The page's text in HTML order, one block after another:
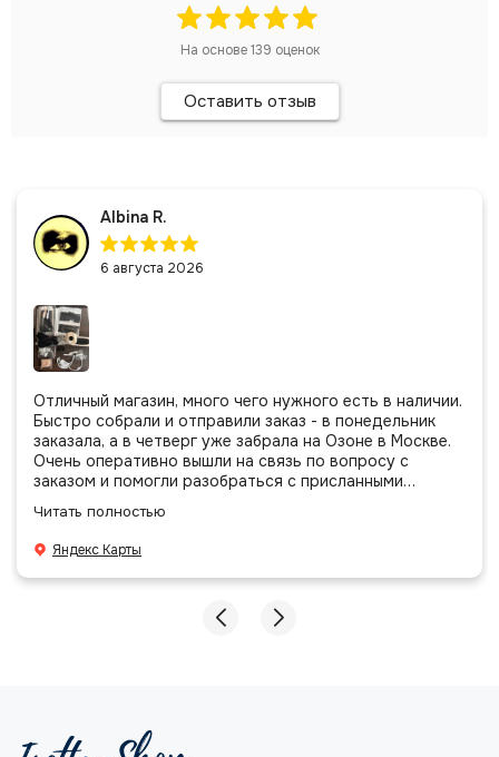
На основе139 оценок
Оставить отзыв
Albina R.
6 августа 2026
Отличный магазин, много чего нужного есть в наличии.
Быстро собрали и отправили заказ - в понедельник
заказала, а в четверг уже забрала на Озоне в Москве.
Очень оперативно вышли на связь по вопросу с
заказом и помогли разобраться с присланными
даже есть подарочек, очень приятно. Спасибо
большое команде!
Читать полностью
Яндекс Карты